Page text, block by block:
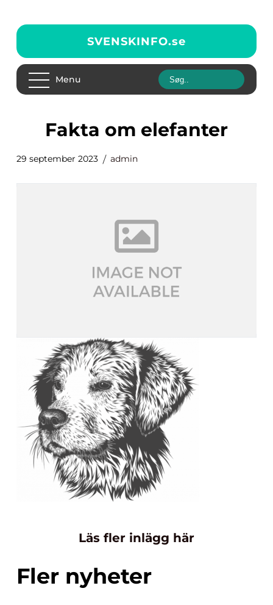
SVENSKINFO.se
Menu
fakta om elefanter
29 september 2023 admin
Läs fler inlägg här
Fler nyheter